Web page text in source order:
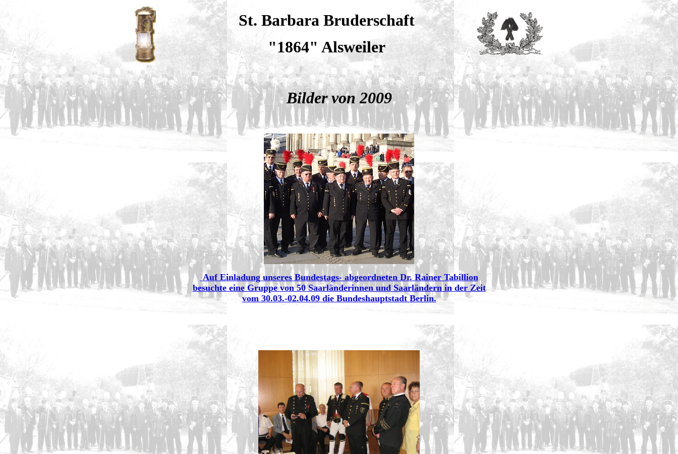
St. Barbara Bruderschaft
"1864" Alsweiler
Bilder von 2009
Auf Einladung unseres Bundestags- abgeordneten Dr. Rainer Tabillion
besuchte eine Gruppe von 50 Saarländerinnen und Saarländern in der Zeit
vom 30.03.-02.04.09 die Bundeshauptstadt Berlin.